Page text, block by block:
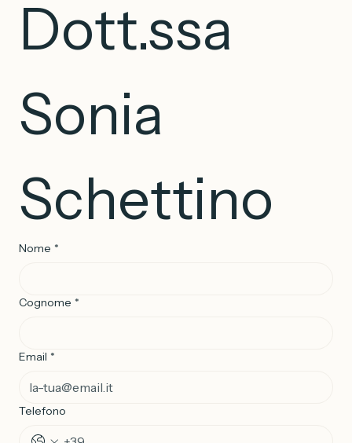
Dott.ssa
Sonia
Schettino
Telefono